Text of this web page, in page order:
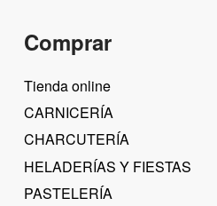
Comprar
Tienda online
CARNICERÍA
CHARCUTERÍA
HELADERÍAS Y FIESTAS
PASTELERÍA